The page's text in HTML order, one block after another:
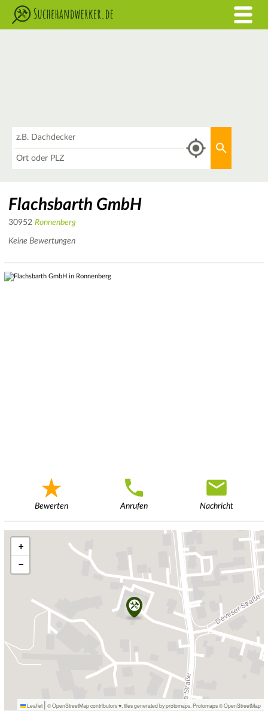
Flachsbarth GmbH
30952 Ronnenberg
Keine Bewertungen
Bewerten Anrufen Nachricht
+
−
Leaflet | © OpenStreetMap contributors ♥, tiles generated by protomaps Protomaps©OpenStreetMap